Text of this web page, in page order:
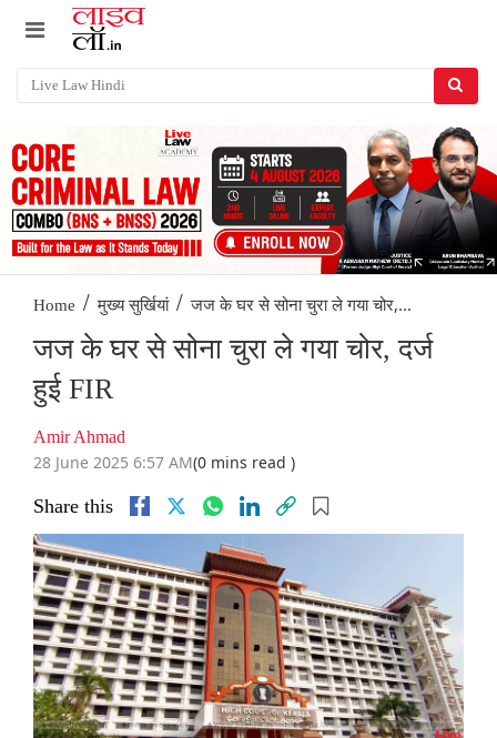
Home / मुख्य सुर्खियां / जज के घर से सोना चुरा ले गया चोर,...
जज के घर से सोना चुरा ले गया चोर, दर्ज
हुई FIR
Amir Ahmad
28 June 2025 6:57 AM(0 mins read )
Share this